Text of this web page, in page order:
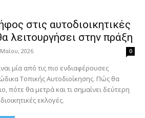
στις αυτοδιοικητικές
λειτουργήσει στην πράξη
2026 0
μία από τις πιο ενδιαφέρουσες
Τοπικής Αυτοδιοίκησης. Πώς θα
πότε θα μετρά και τι σημαίνει δεύτερη
εκλογές.